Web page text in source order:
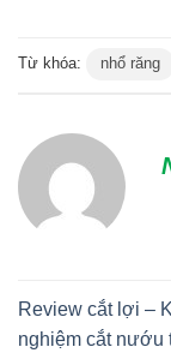
Từ khóa: nhổ răng
Review cắt lợi –
nghiệm cắt nướu